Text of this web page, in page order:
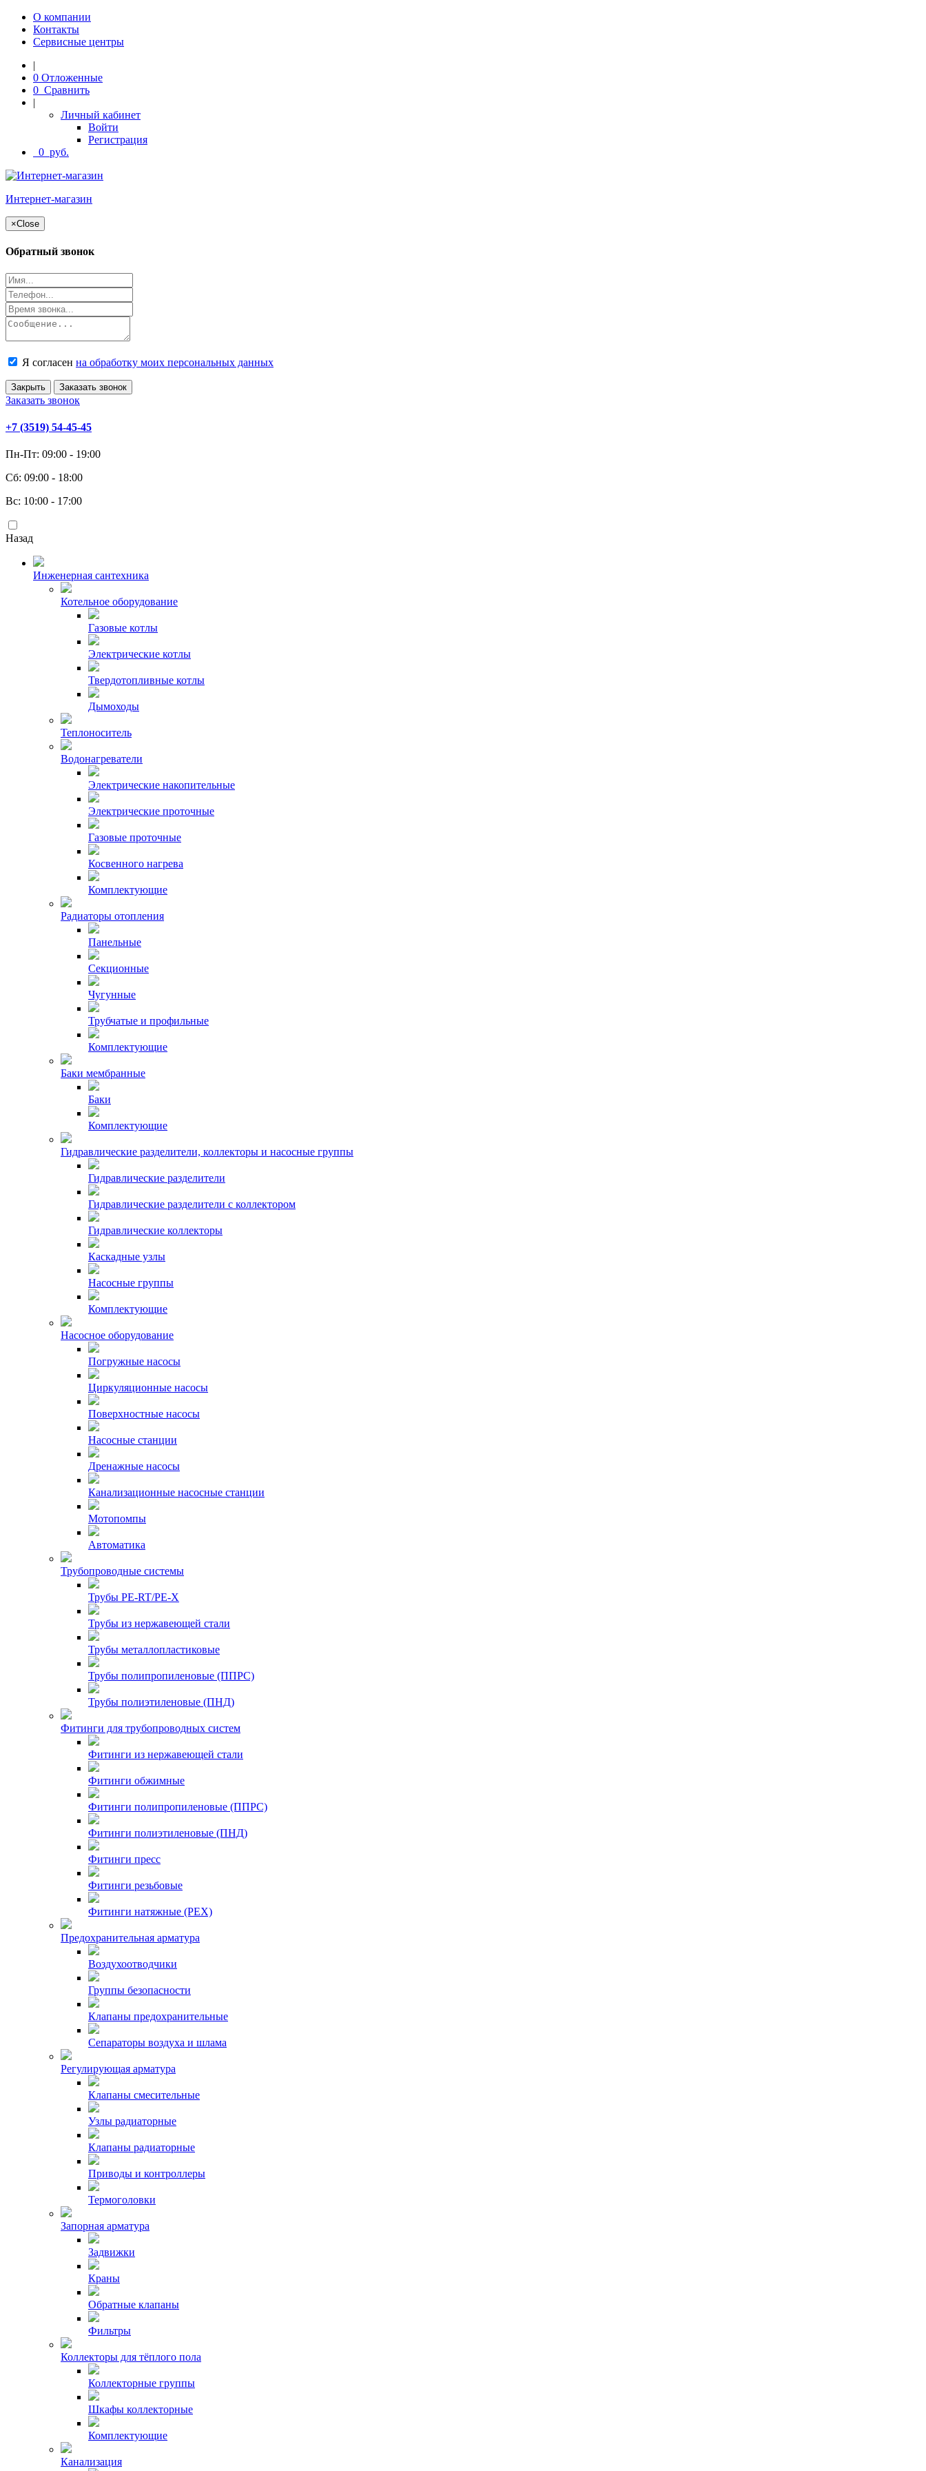
О компании
Контакты
Сервисные центры
|
0 Отложенные
0 Сравнить
|
Личный кабинет
Войти
Регистрация
0 руб.
Интернет-магазин
×Close
Обратный звонок
Я согласен на обработку моих персональных данных
Закрыть Заказать звонок
Заказать звонок
+7 (3519) 54-45-45
Пн-Пт: 09:00 - 19:00
Сб: 09:00 - 18:00
Вс: 10:00 - 17:00
Назад
Инженерная сантехника
Котельное оборудование
Газовые котлы
Электрические котлы
Твердотопливные котлы
Дымоходы
Теплоноситель
Водонагреватели
Электрические накопительные
Электрические проточные
Газовые проточные
Косвенного нагрева
Комплектующие
Радиаторы отопления
Панельные
Секционные
Чугунные
Трубчатые и профильные
Комплектующие
Баки мембранные
Баки
Комплектующие
Гидравлические разделители, коллекторы и насосные группы
Гидравлические разделители
Гидравлические разделители с коллектором
Гидравлические коллекторы
Каскадные узлы
Насосные группы
Комплектующие
Насосное оборудование
Погружные насосы
Циркуляционные насосы
Поверхностные насосы
Насосные станции
Дренажные насосы
Канализационные насосные станции
Мотопомпы
Автоматика
Трубопроводные системы
Трубы PE-RT/PE-X
Трубы из нержавеющей стали
Трубы металлопластиковые
Трубы полипропиленовые (ППРС)
Трубы полиэтиленовые (ПНД)
Фитинги для трубопроводных систем
Фитинги из нержавеющей стали
Фитинги обжимные
Фитинги полипропиленовые (ППРС)
Фитинги полиэтиленовые (ПНД)
Фитинги пресс
Фитинги резьбовые
Фитинги натяжные (PEX)
Предохранительная арматура
Воздухоотводчики
Группы безопасности
Клапаны предохранительные
Сепараторы воздуха и шлама
Регулирующая арматура
Клапаны смесительные
Узлы радиаторные
Клапаны радиаторные
Приводы и контроллеры
Термоголовки
Запорная арматура
Задвижки
Краны
Обратные клапаны
Фильтры
Коллекторы для тёплого пола
Коллекторные группы
Шкафы коллекторные
Комплектующие
Канализация